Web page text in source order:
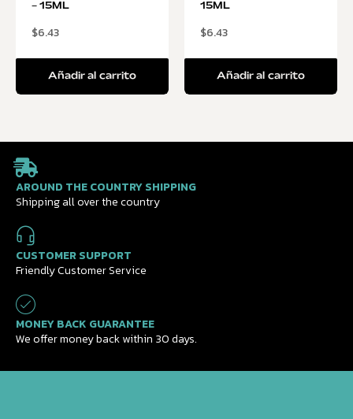
– 15ML
$6.43
Añadir al carrito
15ML
$6.43
Añadir al carrito
AROUND THE COUNTRY SHIPPING
Shipping all over the country
CUSTOMER SUPPORT
Friendly Customer Service
MONEY BACK GUARANTEE
We offer money back within 30 days.